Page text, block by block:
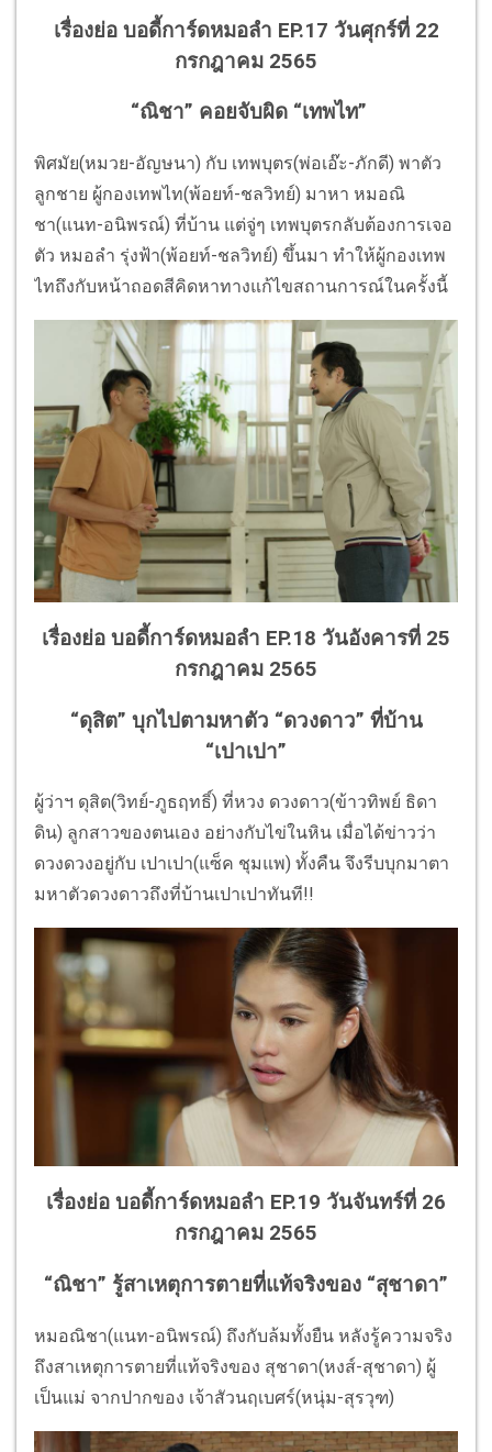
เรื่องย่อ บอดี้การ์ดหมอลำ EP.17 วันศุกร์ที่ 22
กรกฎาคม 2565
“ณิชา” คอยจับผิด “เทพไท”
พิศมัย(หมวย-อัญษนา) กับ เทพบุตร(พ่อเอ๊ะ-ภักดี) พาตัว
ลูกชาย ผู้กองเทพไท(พ้อยท์-ชลวิทย์) มาหา หมอณิ
ชา(แนท-อนิพรณ์) ที่บ้าน แต่จู่ๆ เทพบุตรกลับต้องการเจอ
ตัว หมอลำ รุ่งฟ้า(พ้อยท์-ชลวิทย์) ขึ้นมา ทำให้ผู้กองเทพ
ไทถึงกับหน้าถอดสีคิดหาทางแก้ไขสถานการณ์ในครั้งนี้
เรื่องย่อ บอดี้การ์ดหมอลำ EP.18 วันอังคารที่ 25
กรกฎาคม 2565
“ดุสิต” บุกไปตามหาตัว “ดวงดาว” ที่บ้าน
“เปาเปา”
ผู้ว่าฯ ดุสิต(วิทย์-ภูธฤทธิ์) ที่หวง ดวงดาว(ข้าวทิพย์ ธิดา
ดิน) ลูกสาวของตนเอง อย่างกับไข่ในหิน เมื่อได้ข่าวว่า
ดวงดวงอยู่กับ เปาเปา(แซ็ค ชุมแพ) ทั้งคืน จึงรีบบุกมาตา
มหาตัวดวงดาวถึงที่บ้านเปาเปาทันที!!
เรื่องย่อ บอดี้การ์ดหมอลำ EP.19 วันจันทร์ที่ 26
กรกฎาคม 2565
“ณิชา” รู้สาเหตุการตายที่แท้จริงของ “สุชาดา”
หมอณิชา(แนท-อนิพรณ์) ถึงกับล้มทั้งยืน หลังรู้ความจริง
ถึงสาเหตุการตายที่แท้จริงของ สุชาดา(หงส์-สุชาดา) ผู้
เป็นแม่ จากปากของ เจ้าสัวนฤเบศร์(หนุ่ม-สุรวุฑ)